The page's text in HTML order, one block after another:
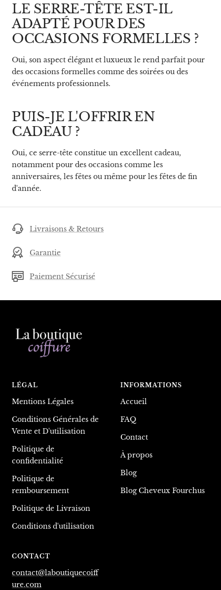
LE SERRE-TÊTE EST-IL
ADAPTÉ POUR DES
OCCASIONS FORMELLES ?
Oui, son aspect élégant et luxueux le rend parfait pour
des occasions formelles comme des soirées ou des
événements professionnels.
PUIS-JE L'OFFRIR EN
CADEAU ?
Oui, ce serre-tête constitue un excellent cadeau,
notamment pour des occasions comme les
anniversaires, les fêtes ou même pour les fêtes de fin
d'année.
Livraisons & Retours
Garantie
Paiement Sécurisé
LÉGAL
Mentions Légales
Conditions Générales de
Vente et D'utilisation
Politique de
confidentialité
Politique de
remboursement
Politique de Livraison
Conditions d'utilisation
INFORMATIONS
Accueil
FAQ
Contact
À propos
Blog
Blog Cheveux Fourchus
CONTACT
contact@laboutiquecoiff
ure.com